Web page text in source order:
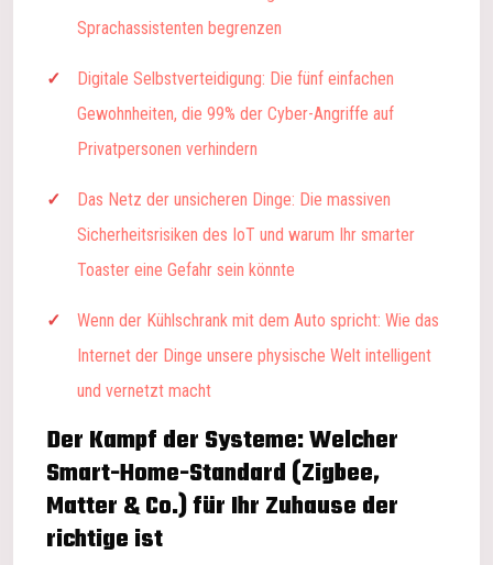
Sprachassistenten begrenzen
Digitale Selbstverteidigung: Die fünf einfachen
Gewohnheiten, die 99% der Cyber-Angriffe auf
Privatpersonen verhindern
Das Netz der unsicheren Dinge: Die massiven
Sicherheitsrisiken des IoT und warum Ihr smarter
Toaster eine Gefahr sein könnte
Wenn der Kühlschrank mit dem Auto spricht: Wie das
Internet der Dinge unsere physische Welt intelligent
und vernetzt macht
Der Kampf der Systeme: Welcher
Smart-Home-Standard (Zigbee,
Matter & Co.) für Ihr Zuhause der
richtige ist